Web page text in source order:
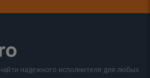
надежного исполнителя для любых